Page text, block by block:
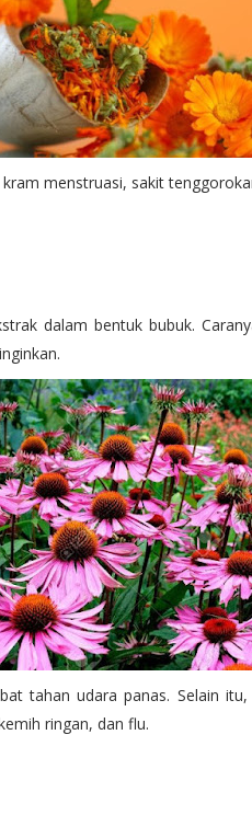
menstruasi, sakit
dalam bentuk bubuk.
tahan udara panas. Selain
ringan, dan flu.